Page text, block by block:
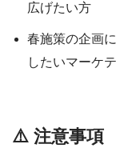
広げたい方
春施策の企画
したいマーケ
⚠️ 注意事項